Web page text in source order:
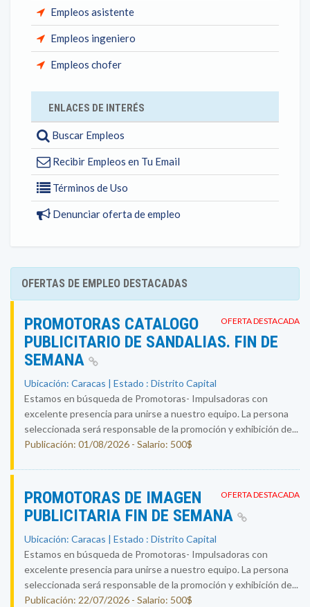
Empleos asistente
Empleos ingeniero
Empleos chofer
ENLACES DE INTERÉS
Buscar Empleos
Recibir Empleos en Tu Email
Términos de Uso
Denunciar oferta de empleo
OFERTAS DE EMPLEO DESTACADAS
OFERTA DESTACADA
PROMOTORAS CATALOGO
PUBLICITARIO DE SANDALIAS. FIN DE
SEMANA
Ubicación: Caracas | Estado : Distrito Capital
Estamos en búsqueda de Promotoras- Impulsadoras con
excelente presencia para unirse a nuestro equipo. La persona
seleccionada será responsable de la promoción y exhibición de...
Publicación: 01/08/2026 - Salario: 500$
OFERTA DESTACADA
PROMOTORAS DE IMAGEN
PUBLICITARIA FIN DE SEMANA
Ubicación: Caracas | Estado : Distrito Capital
Estamos en búsqueda de Promotoras- Impulsadoras con
excelente presencia para unirse a nuestro equipo. La persona
seleccionada será responsable de la promoción y exhibición de...
Publicación: 22/07/2026 - Salario: 500$